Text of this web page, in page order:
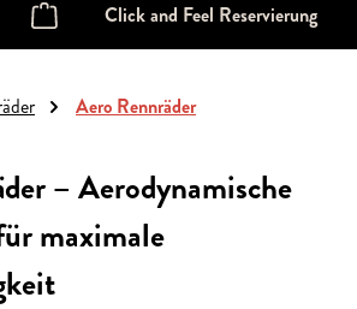
Warenkorb enthält 0 Positionen. Der
Click and Feel Reservierung
Aero Rennräder
– Aerodynamische
maximale